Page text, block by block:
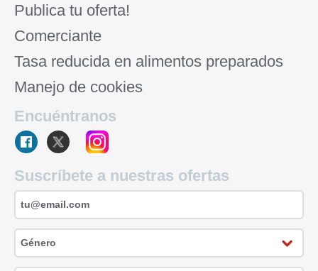
Publica tu oferta!
Comerciante
Tasa reducida en alimentos preparados
Manejo de cookies
Encuéntranos
Suscríbete a nuestras ofertas